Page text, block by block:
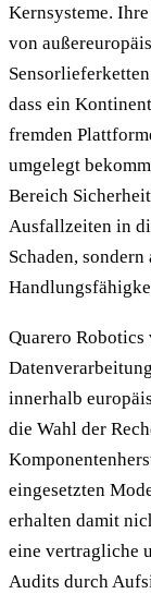
Kernsysteme.
von
dass ein
fremden
umgelegt
Bereich
Ausfallzeiten in
Schaden,
Quarero
innerhalb
die Wahl der
eingesetzten
erhalten damit
eine vertragliche
Audits durch